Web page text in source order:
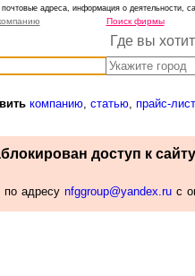
адреса, информация о деятельности,
Поиск фирмы
Где вы
компанию, статью, прайс-лист
доступ к
по адресу nfggroup@yandex.ruс